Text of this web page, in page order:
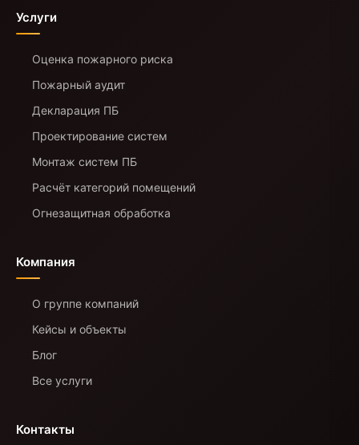
Услуги
Оценка пожарного риска
Пожарный аудит
Декларация ПБ
Проектирование систем
Монтаж систем ПБ
Расчёт категорий помещений
Огнезащитная обработка
Компания
О группе компаний
Кейсы и объекты
Блог
Все услуги
Контакты